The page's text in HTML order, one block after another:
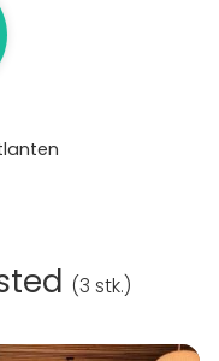
(3 stk.)